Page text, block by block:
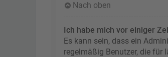
Nach oben
Ich habe mich vor einiger
Es kann sein, dass ein
regelmäßig Benutzer, die für